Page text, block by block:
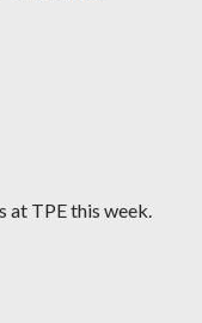
at TPE this week.